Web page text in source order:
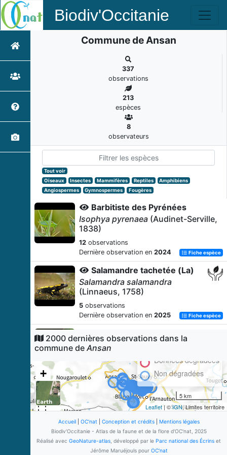
Biodiv'Occitanie
Commune de Ansan
337
observations
213
espèces
8
observateurs
Tout voir
Oiseaux
Insectes Mammifères Reptiles
Amphibiens
Angiospermes
Gymnospermes Fougères
Barbitiste des Pyrénées
Isophya pyrenaea (Audinet-Serville,
1838)
12 observations
Dernière observation en 2024 Fiche espèce
Salamandre tachetée (La)
Salamandra salamandra
(Linnaeus, 1758)
5 observations
Dernière observation en 2025 Fiche espèce
Tircis (Le)
Pararge aegeria
(Linnaeus, 1758)
Dernière observation en
Fiche espèce
Pélodyte ponctué (Le)
Pelodytes punctatus(Daudin,
1803)
4observations
Dernière observation en2022 Fiche espèce
Ephippigère carénée
2000 dernières observations dans la
commune deAnsan
+
Données dégradées
Non dégradées
5 km
Leaflet | ©IGN, Limites territoire
Accueil| OC'nat| Conception et crédits| Mentions légales
Biodiv'Occitanie - Atlas de la faune et de la flore d'OC'nat, 2025
Réalisé avec GeoNature-atlas , développé par le Parc national des Écrins et
Jérôme Maruéjouls pour OC'nat